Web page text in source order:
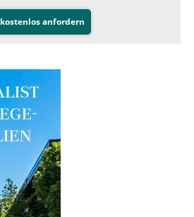
kostenlos anfordern